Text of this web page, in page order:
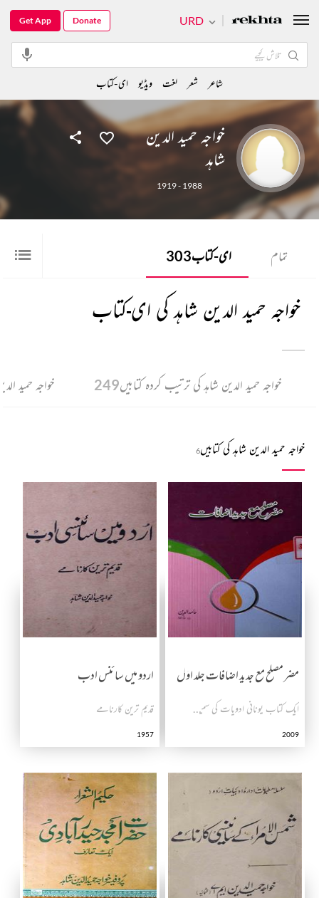
خواجہ حمید الدین
شاہد
1919 - 1988
تمام ای-کتاب303
خواجہ حمید الدین شاہد کی ای-کتاب
خواجہ حمید الدین شاہد کی ترتیب کردہ کتابیں249 خواجہ حمید
خواجہ حمید الدین شاہد کی کتابیں6
مضر مصلح مع جديد اضافات جلد اوّل
ایک کتاب یونانی ادویات کی سمیت/مضر اثرات اور ان کے مصلحات پر جدید اضافات کے ساتھ
2009
اردو میں سائنس ادب
قدیم ترین کارنامے
1957
URD
Get App Donate
شاعر شعر لغت ویڈیو ای-کتاب